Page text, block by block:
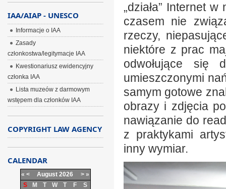
„działa” Internet
czasem nie
rzeczy,
niektóre z prac
odwołujące się
umieszczonymi
samym gotowe
obrazy i zdjęcia
nawiązanie do
z praktykami
inny wymiar.
IAA/AIAP - UNESCO
Informacje o IAA
Zasady
członkostwa/legitymacje IAA
Kwestionariusz ewidencyjny
członka IAA
Lista muzeów z darmowym
wstępem dla członków IAA
COPYRIGHT LAW AGENCY
CALENDAR
« < August 2026 > »
S
M T W T F
S